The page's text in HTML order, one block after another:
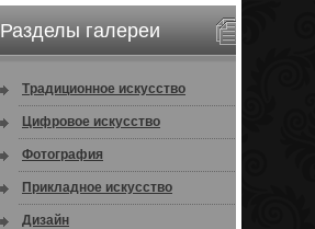
Разделы галереи
Традиционное искусство
Цифровое искусство
Фотография
Прикладное искусство
Дизайн